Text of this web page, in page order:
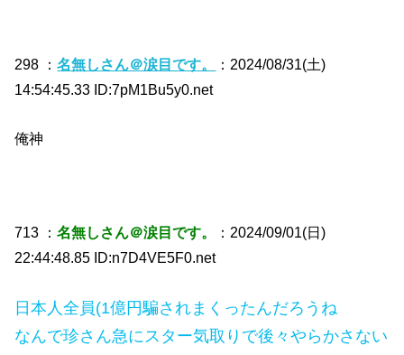
298 ：名無しさん＠涙目です。
：2024/08/31(土)
14:54:45.33 ID:7pM1Bu5y0.net
俺神
713 ：名無しさん＠涙目です。
：2024/09/01(日)
22:44:48.85 ID:n7D4VE5F0.net
日本人全員(1億円騙されまくったんだろうね
なんで珍さん急にスター気取りで後々やらかさない